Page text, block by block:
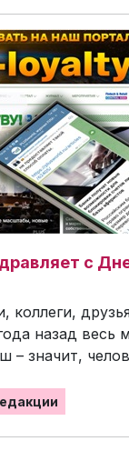
с
коллеги,
назад весь
– значит,